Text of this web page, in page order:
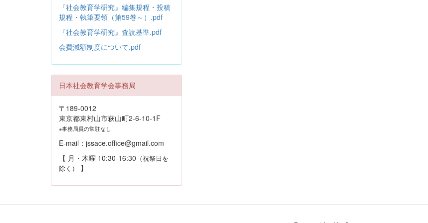
『社会教育学研究』編集規程・投稿
規程・執筆要領（第59巻～）.pdf
『社会教育学研究』査読基準.pdf
会費減額制度について.pdf
日本社会教育学会事務局
〒189-0012
東京都東村山市萩山町2-6-10-1F
※事務局員の常駐なし
E-mail：jssace.office@gmail.com
【 月・木曜 10:30-16:30 （祝祭日を
除く）
】